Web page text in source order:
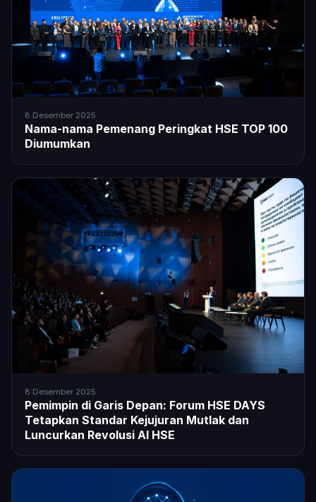
8 Desember 2025
Nama-nama Pemenang Peringkat HSE TOP 100
Diumumkan
8 Desember 2025
Pemimpin di Garis Depan: Forum HSE DAYS
Tetapkan Standar Kejujuran Mutlak dan
Luncurkan Revolusi AI HSE